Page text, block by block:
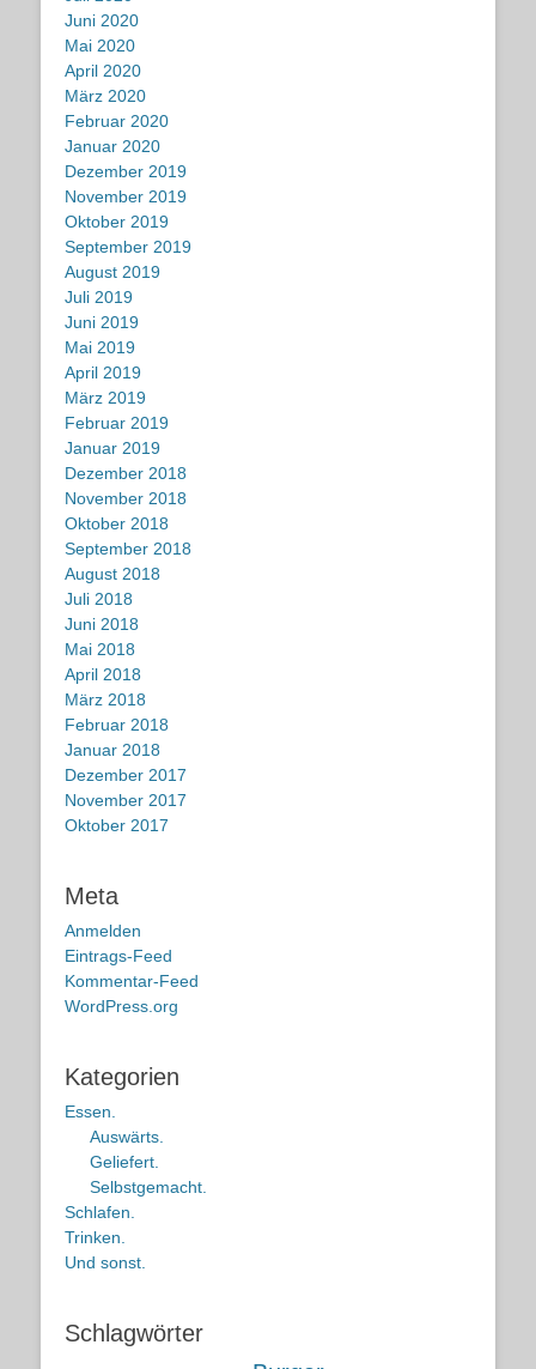
Juni 2020
Mai 2020
April 2020
März 2020
Februar 2020
Januar 2020
Dezember 2019
November 2019
Oktober 2019
September 2019
August 2019
Juli 2019
Juni 2019
Mai 2019
April 2019
März 2019
Februar 2019
Januar 2019
Dezember 2018
November 2018
Oktober 2018
September 2018
August 2018
Juli 2018
Juni 2018
Mai 2018
April 2018
März 2018
Februar 2018
Januar 2018
Dezember 2017
November 2017
Oktober 2017
Meta
Anmelden
Eintrags-Feed
Kommentar-Feed
WordPress.org
Kategorien
Essen.
Auswärts.
Geliefert.
Selbstgemacht.
Schlafen.
Trinken.
Und sonst.
Schlagwörter